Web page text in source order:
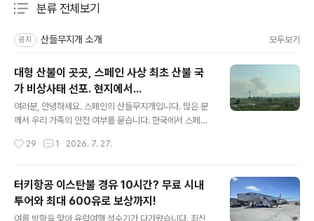
분류 전체보기
공지 산들무지개 소개 모두보기
대형 산불이 곳곳, 스페인 사상 최초 산불 국
가 비상사태 선포. 현지에서...
여러분, 안녕하세요. 스페인의 산들무지개입니다. 많은 분
께서 우리 가족의 안전 여부를 묻습니다. 한국에서 스페인
서는 지금 산불로 국가 비상사태가 선포되었습니다. 스페
중해 연안 발렌시아 지방인데요, 발렌시아에서도 대형 산
불이 퍼져 많은 마을이 대피령이 내려졌어요. 일단 지도를
보시면 지금 현재 스페인의 대형 산불이 일어난 곳을 살펴
보실 수 있어요. 위의 지도에서 보듯이 스페인 마드리드 중
29 1 2026. 7. 27.
터키항공 이스탄불 경유 10시간? 무료 시내
투어와 최대 600유로 보상까지!
여름 방학을 맞아 유럽여행 성수기가 다가왔습니다. 최신